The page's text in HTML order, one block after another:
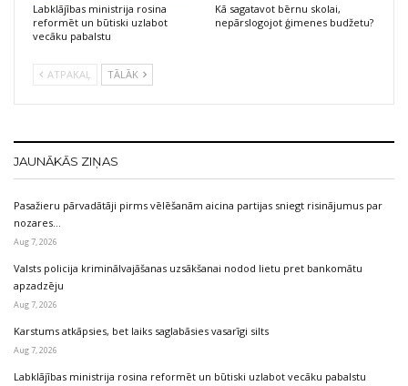
Labklājības ministrija rosina
reformēt un būtiski uzlabot
vecāku pabalstu
Kā sagatavot bērnu skolai,
nepārslogojot ģimenes budžetu?
ATPAKAĻ TĀLĀK
JAUNĀKĀS ZIŅAS
Pasažieru pārvadātāji pirms vēlēšanām aicina partijas sniegt risinājumus par
nozares…
Aug 7, 2026
Valsts policija kriminālvajāšanas uzsākšanai nodod lietu pret bankomātu
apzadzēju
Aug 7, 2026
Karstums atkāpsies, bet laiks saglabāsies vasarīgi silts
Aug 7, 2026
Labklājības ministrija rosina reformēt un būtiski uzlabot vecāku pabalstu